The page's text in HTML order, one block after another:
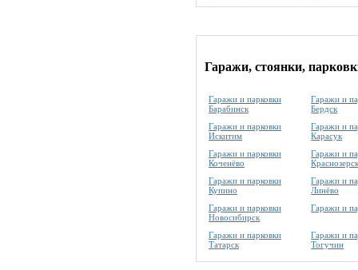
Гаражи, стоянки,
Гаражи и парковки
Барабинск
Гаражи и
Бердск
Гаражи и парковки
Искитим
Гаражи и
Карасук
Гаражи и парковки
Коченёво
Гаражи и
Гаражи и парковки
Купино
Гаражи и
Линёво
Гаражи и парковки
Новосибирск
Гаражи и
Гаражи и парковки
Татарск
Гаражи и
Тогучин